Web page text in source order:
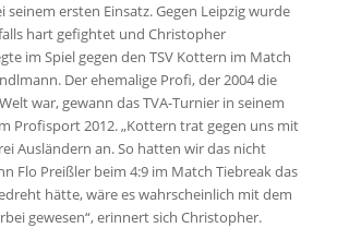
seinem ersten Einsatz. Gegen Leipzig wurde
hart gefightet und Christopher
im Spiel gegen den TSV Kottern im Match
Der ehemalige Profi, der 2004 die
war, gewann das TVA-Turnier in seinem
Profisport 2012. „Kottern trat gegen uns mit
Ausländern an. So hatten wir das nicht
Flo Preißler beim 4:9 im Match Tiebreak das
hätte, wäre es wahrscheinlich mit dem
gewesen“, erinnert sich Christopher.